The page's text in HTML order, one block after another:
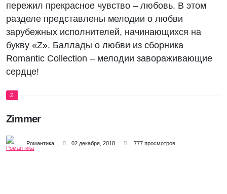
пережил прекрасное чувство – любовь. В этом
разделе представлены мелодии о любви
зарубежных исполнителей, начинающихся на
букву «Z». Баллады о любви из сборника
Romantic Collection – мелодии завораживающие
сердце!
Z
Zimmer
Романтика 02 декабря, 2018 777 просмотров